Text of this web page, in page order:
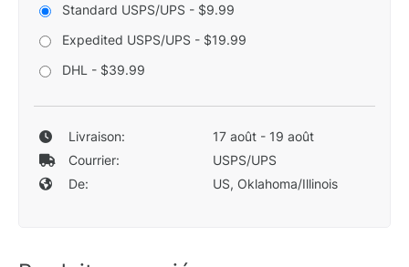
Standard USPS/UPS - $9.99
Expedited USPS/UPS - $19.99
DHL - $39.99
Livraison:
17 août - 19 août
Courrier:
USPS/UPS
De:
US, Oklahoma/Illinois